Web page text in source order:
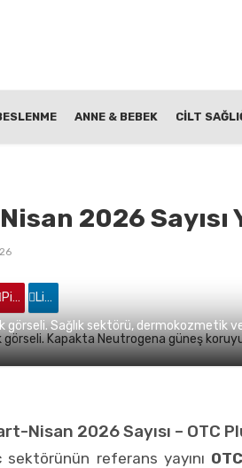
ANNE & BEBEK CİLT
2026 Sayısı
Pinterest'de paylaş Linkedin'de paylaş
görseli. Sağlık sektörü, dermokozmetik
Nisan 2026 Sayısı – OTC
referans yayını